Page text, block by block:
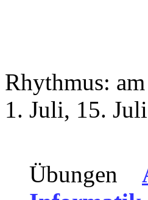
Di.
Do. 11 -
Rhythmus:
1. Juli, 15. Juli
Übungen